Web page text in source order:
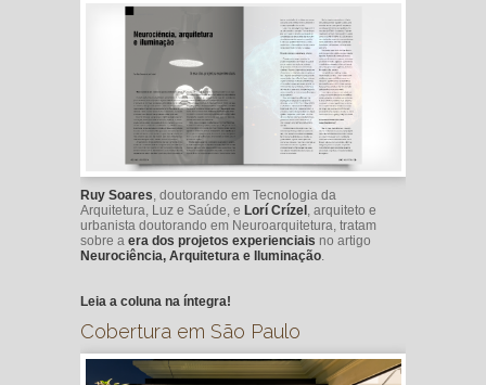
Ruy Soares, doutorando em Tecnologia da
Arquitetura, Luz e Saúde, e Lorí Crízel , arquiteto e
urbanista doutorando em Neuroarquitetura, tratam
sobre a era dos projetos experienciais no artigo
Neurociência, Arquitetura e Iluminação.
Leia a coluna na íntegra!
Cobertura em São Paulo